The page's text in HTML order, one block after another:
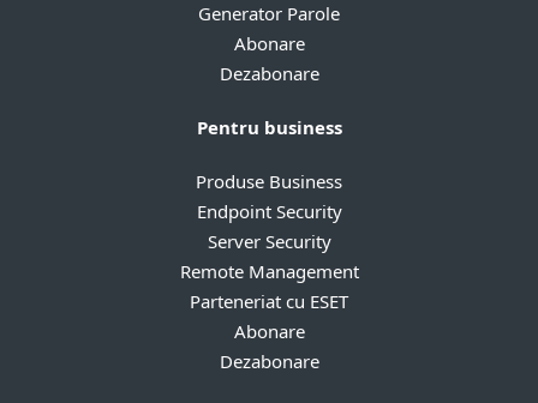
Generator Parole
Abonare
Dezabonare
Pentru business
Produse Business
Endpoint Security
Server Security
Remote Management
Parteneriat cu ESET
Abonare
Dezabonare